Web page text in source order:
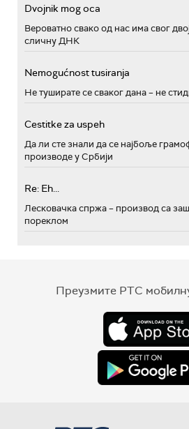
Dvojnik mog oca
Вероватно свако од нас има свог
сличну ДНК
Nemogućnost tusiranja
Не туширате се сваког дана – не
Cestitke za uspeh
Да ли сте знали да се најбоље
производе у Србији
Re: Eh...
Лесковачка спржа – производ са
пореклом
Преузмите РТС